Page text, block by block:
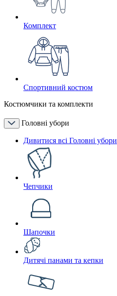
Комплект
Спортивний костюм
Костюмчики та комплекти
Головні убори
Дивитися всі Головні убори
Чепчики
Шапочки
Дитячі панами та кепки